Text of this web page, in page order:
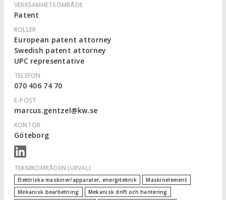
VERKSAMHETSOMRÅDE
Patent
ROLLER
European patent attorney
Swedish patent attorney
UPC representative
TELEFON
070 406 74 70
E-POST
marcus.gentzel@kw.se
KONTOR
Göteborg
TEKNIKOMRÅDEN (URVAL)
Elektriska maskiner/apparater, energiteknik
Maskinelement
Mekanisk bearbetning
Mekanisk drift och hantering